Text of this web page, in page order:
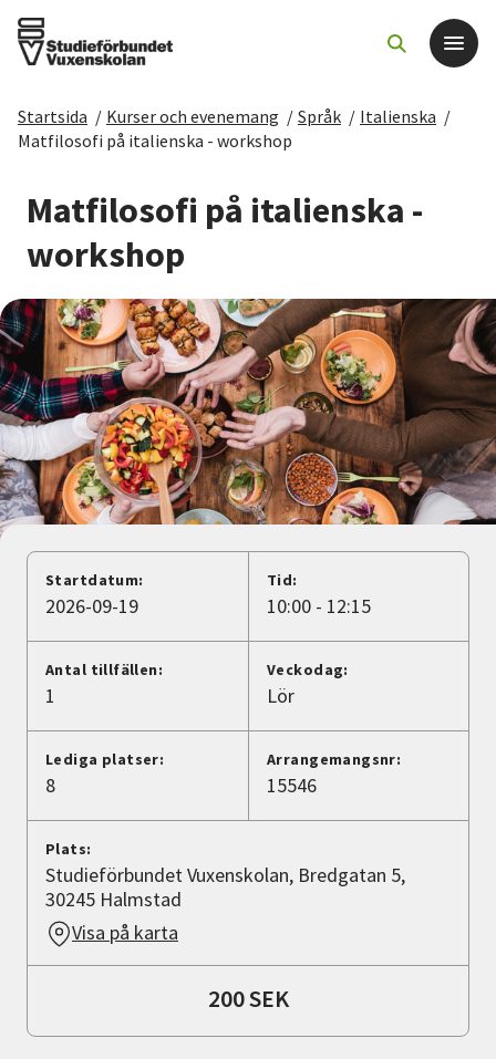
Det här gör vi
För dig som
Sök kurser och evenemang
Om SV
Starta studiecirkel
Cirkelledare
Nyheter
Avdelningar
Lyssna
Startsida / Kurser och evenemang / Språk / Italienska /
Matfilosofi på italienska - workshop
Matfilosofi på italienska -
workshop
Startdatum:
2026-09-19
Tid:
10:00 - 12:15
Antal tillfällen:
1
Veckodag:
Lör
Lediga platser:
8
Arrangemangsnr:
15546
Plats:
Studieförbundet Vuxenskolan, Bredgatan 5,
30245 Halmstad
Visa på karta
200 SEK